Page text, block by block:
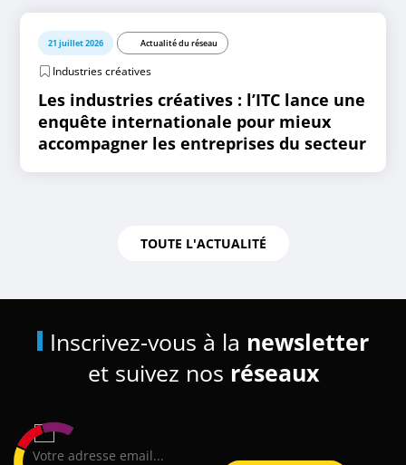
21 juillet 2026 Actualité du réseau
Industries créatives
Les industries créatives : l’ITC lance une
enquête internationale pour mieux
accompagner les entreprises du secteur
TOUTE L'ACTUALITÉ
Inscrivez-vous à la newsletter
et suivez nos réseaux